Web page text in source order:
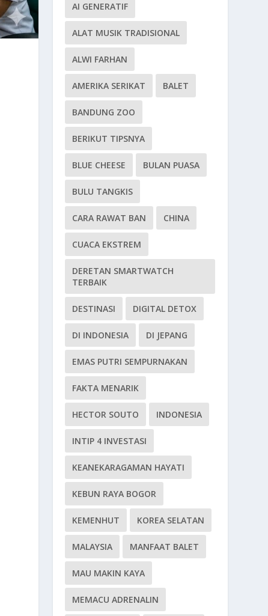
AI GENERATIF
ALAT MUSIK TRADISIONAL
ALWI FARHAN
AMERIKA SERIKAT BALET
BANDUNG ZOO
BERIKUT TIPSNYA
BLUE CHEESE BULAN PUASA
BULU TANGKIS
CARA RAWAT BAN CHINA
CUACA EKSTREM
DERETAN SMARTWATCH
TERBAIK
DESTINASI DIGITAL DETOX
DI INDONESIA DI JEPANG
EMAS PUTRI SEMPURNAKAN
FAKTA MENARIK
HECTOR SOUTO INDONESIA
INTIP 4 INVESTASI
KEANEKARAGAMAN HAYATI
KEBUN RAYA BOGOR
KEMENHUT KOREA SELATAN
MALAYSIA MANFAAT BALET
MAU MAKIN KAYA
MEMACU ADRENALIN